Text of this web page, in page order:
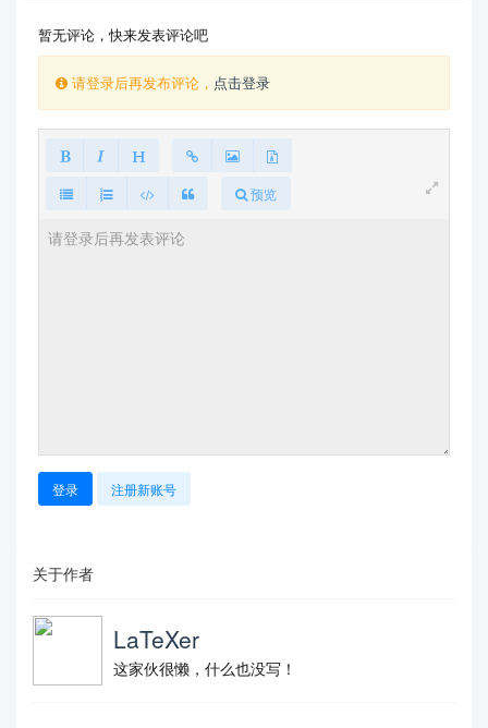
暂无评论，快来发表评论吧
请登录后再发布评论， 点击登录
预览
登录 注册新账号
关于作者
LaTeXer
这家伙很懒，什么也没写！